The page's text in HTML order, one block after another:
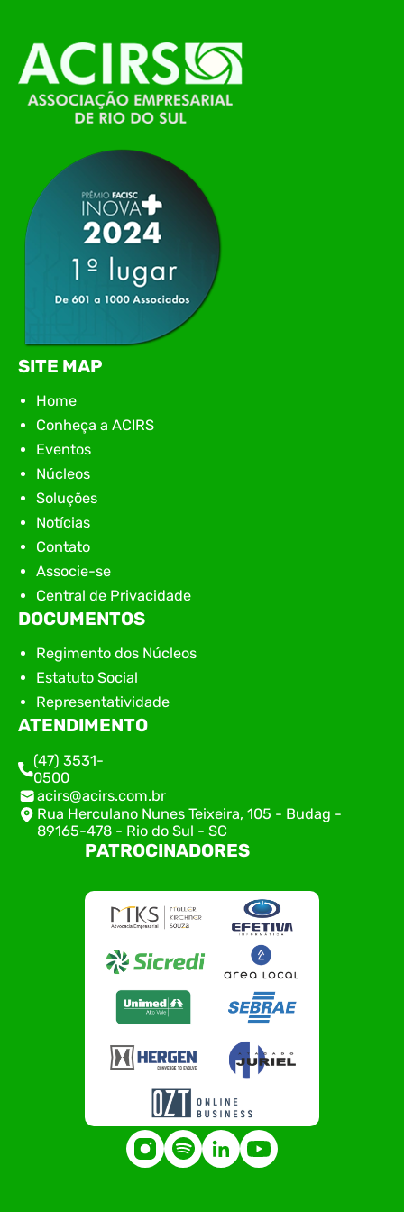
ACIRS, Jardel José Busarello, com os núcleos…
SITE MAP
Home
Conheça a ACIRS
Eventos
Núcleos
Soluções
Notícias
Contato
Associe-se
Central de Privacidade
DOCUMENTOS
Regimento dos Núcleos
Estatuto Social
Representatividade
ATENDIMENTO
(47) 3531-
0500
acirs@acirs.com.br
Rua Herculano Nunes Teixeira, 105 - Budag -
89165-478 - Rio do Sul - SC
PATROCINADORES